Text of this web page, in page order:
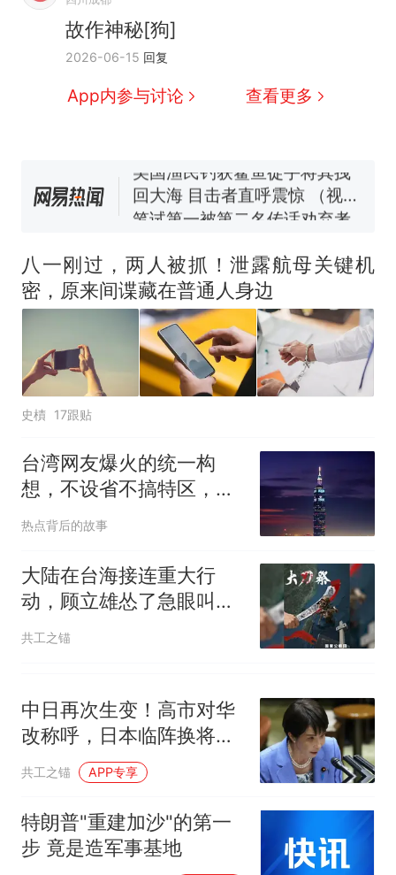
故作神秘[狗]
2026-06-15 回复
App内参与讨论 查看更多
热 那个在床头放菜刀的女孩，
因老师一句“跟我回家”改写了
人生
新 费大厨“全国小炒肉大王”称
来源：参考消息）
笔试第一被第二名传话劝弃考
官方通报
试前13名均遭淘汰？教育局：
已叫停招聘，成立调查组全面
核查
台风"白海豚"中心附近最大风
力已达15级 最新研判
热 那个在床头放菜刀的女孩，
因老师一句“跟我回家”改写了
人生
八一刚过，两人被抓！泄露航母关键机
密，原来间谍藏在普通人身边
史樍 17跟贴
台湾网友爆火的统一构
想，不设省不搞特区，照
搬夏威夷模式？
热点背后的故事
大陆在台海接连重大行
动，顾立雄怂了急眼叫
嚣：日本应介入台海
共工之锚
中日再次生变！高市对华
改称呼，日本临阵换将，
中俄军舰绕日航行
共工之锚 APP专享
特朗普"重建加沙"的第一
步 竟是造军事基地